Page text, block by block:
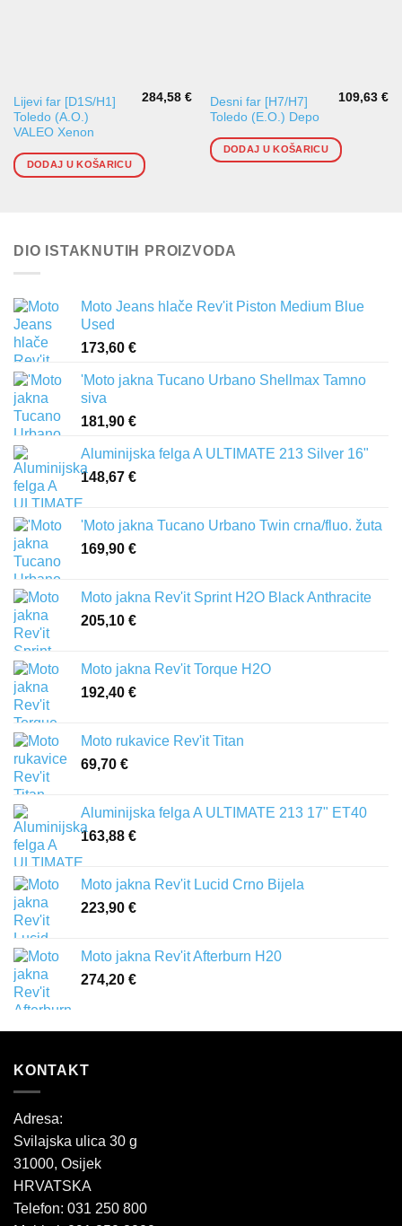
Lijevi far [D1S/H1]
Toledo (A.O.)
VALEO Xenon
284,58€
DODAJ U KOŠARICU
Desni far [H7/H7]
Toledo (E.O.) Depo
109,63€
DODAJ U KOŠARICU
DIO ISTAKNUTIH PROIZVODA
Moto Jeans hlače Rev'it Piston Medium Blue
Used
173,60 €
'Moto jakna Tucano Urbano Shellmax Tamno
siva
181,90 €
Aluminijska felga A ULTIMATE 213 Silver 16"
148,67 €
'Moto jakna Tucano Urbano Twin crna/fluo. žuta
169,90 €
Moto jakna Rev'it Sprint H2O Black Anthracite
205,10 €
Moto jakna Rev'it Torque H2O
192,40 €
Moto rukavice Rev'it Titan
69,70 €
Aluminijska felga A ULTIMATE 213 17" ET40
163,88 €
Moto jakna Rev'it Lucid Crno Bijela
223,90 €
Moto jakna Rev'it Afterburn H20
274,20 €
KONTAKT
Adresa:
Svilajska ulica 30 g
31000, Osijek
HRVATSKA
Telefon: 031 250 800